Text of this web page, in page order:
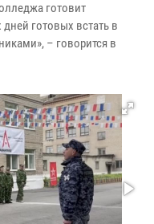
готовит
готовых встать в
– говорится в